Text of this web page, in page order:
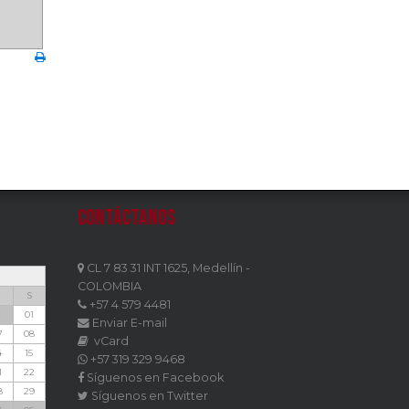
S
01
08
15
22
29
Contáctanos
CL 7 83 31 INT 1625, Medellín -
COLOMBIA
+57 4 579 4481
Enviar E-mail
vCard
+57 319 329 9468
Síguenos en Facebook
Síguenos en Twitter